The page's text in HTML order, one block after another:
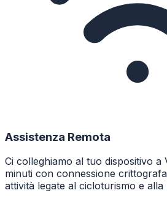
Assistenza Remota
Ci colleghiamo al tuo dispositivo a
minuti con connessione
attività legate al cicloturismo e alla